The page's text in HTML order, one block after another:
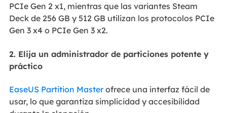
PCIe Gen 2 x1, mientras que las variantes Steam
Deck de 256 GB y 512 GB utilizan los protocolos PCIe
Gen 3 x4 o PCIe Gen 3 x2.
2. Elija un administrador de particiones potente y
práctico
EaseUS Partition Masterofrece una interfaz fácil de
usar, lo que garantiza simplicidad y accesibilidad